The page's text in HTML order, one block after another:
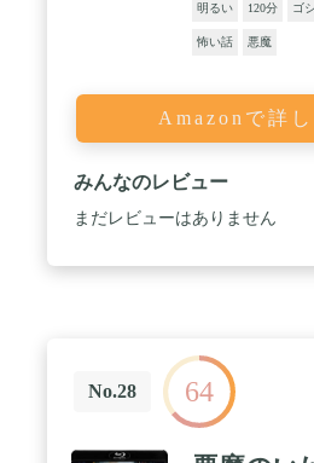
明るい 120分 ゴ
怖い話 悪魔
Amazonで詳し
みんなのレビュー
まだレビューはありません
No.28 64